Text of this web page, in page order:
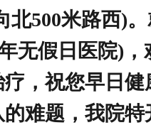
北500米路西)
无假日医院)
疗，祝您早日
难题，我院